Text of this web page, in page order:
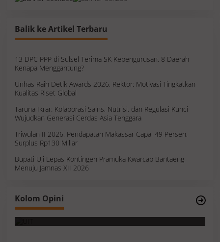
Balik ke Artikel Terbaru
13 DPC PPP di Sulsel Terima SK Kepengurusan, 8 Daerah
Kenapa Menggantung?
Unhas Raih Detik Awards 2026, Rektor: Motivasi Tingkatkan
Kualitas Riset Global
Taruna Ikrar: Kolaborasi Sains, Nutrisi, dan Regulasi Kunci
Wujudkan Generasi Cerdas Asia Tenggara
Triwulan II 2026, Pendapatan Makassar Capai 49 Persen,
Surplus Rp130 Miliar
Bupati Uji Lepas Kontingen Pramuka Kwarcab Bantaeng
Menuju Jamnas XII 2026
Kolom Opini